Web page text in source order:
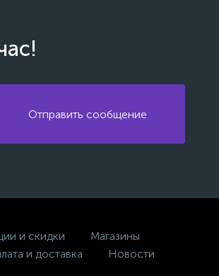
Отправить сообщение
и скидки
Магазины
и доставка
Новости